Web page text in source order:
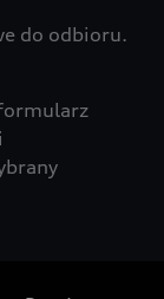
do odbioru.